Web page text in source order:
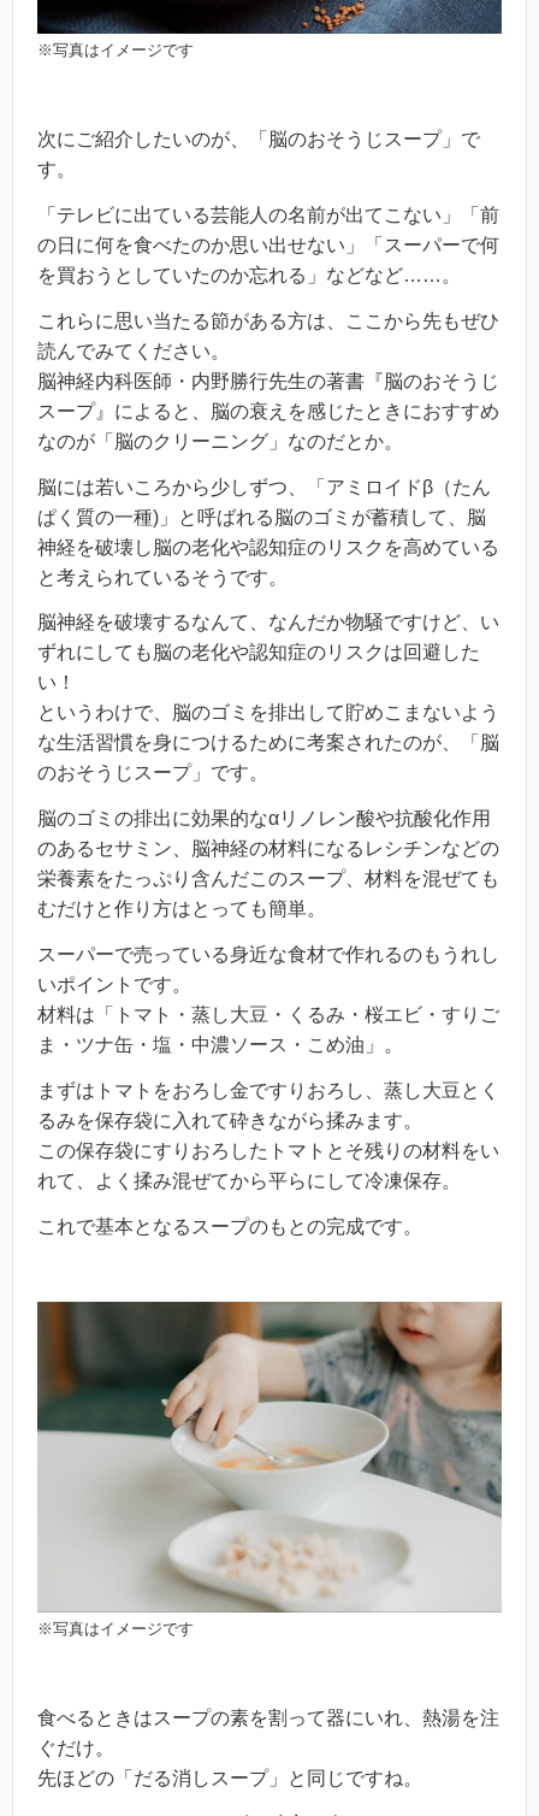
※写真はイメージです
次にご紹介したいのが、「脳のおそうじスープ」で
す。
「テレビに出ている芸能人の名前が出てこない」「前
の日に何を食べたのか思い出せない」「スーパーで何
を買おうとしていたのか忘れる」などなど……。
これらに思い当たる節がある方は、ここから先もぜひ
読んでみてください。
脳神経内科医師・内野勝⾏先生の著書『脳のおそうじ
スープ』によると、脳の衰えを感じたときにおすすめ
なのが「脳のクリーニング」なのだとか。
脳には若いころから少しずつ、「アミロイドβ（たん
ぱく質の一種)」と呼ばれる脳のゴミが蓄積して、脳
神経を破壊し脳の老化や認知症のリスクを高めている
と考えられているそうです。
脳神経を破壊するなんて、なんだか物騒ですけど、い
ずれにしても脳の老化や認知症のリスクは回避した
い！
というわけで、脳のゴミを排出して貯めこまないよう
な生活習慣を身につけるために考案されたのが、「脳
のおそうじスープ」です。
脳のゴミの排出に効果的なαリノレン酸や抗酸化作用
のあるセサミン、脳神経の材料になるレシチンなどの
栄養素をたっぷり含んだこのスープ、材料を混ぜても
むだけと作り方はとっても簡単。
スーパーで売っている身近な食材で作れるのもうれし
いポイントです。
材料は「トマト・蒸し大豆・くるみ・桜エビ・すりご
ま・ツナ缶・塩・中濃ソース・こめ油」。
まずはトマトをおろし金ですりおろし、蒸し大豆とく
るみを保存袋に入れて砕きながら揉みます。
この保存袋にすりおろしたトマトとそ残りの材料をい
れて、よく揉み混ぜてから平らにして冷凍保存。
これで基本となるスープのもとの完成です。
※写真はイメージです
食べるときはスープの素を割って器にいれ、熱湯を注
ぐだけ。
先ほどの「だる消しスープ」と同じですね。